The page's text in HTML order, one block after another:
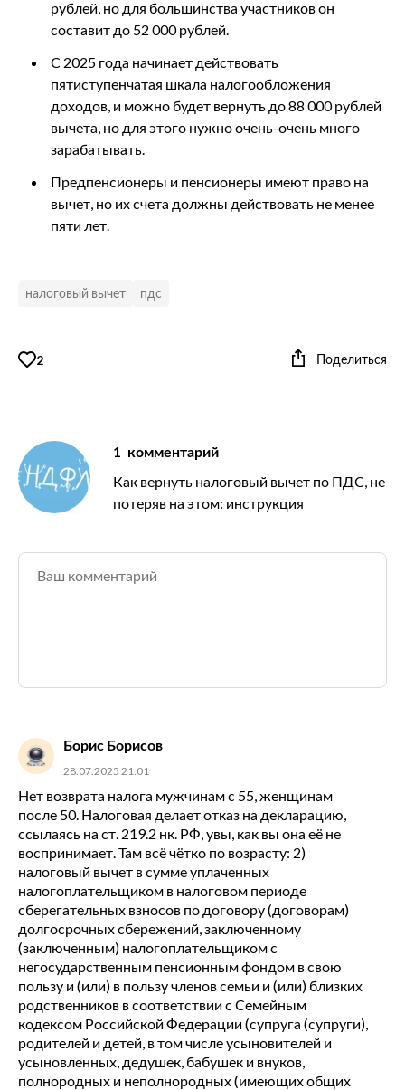
рублей, но для большинства участников он
составит до 52 000 рублей.
С 2025 года начинает действовать
пятиступенчатая шкала налогообложения
доходов, и можно будет вернуть до 88 000 рублей
вычета, но для этого нужно очень-очень много
зарабатывать.
Предпенсионеры и пенсионеры имеют право на
вычет, но их счета должны действовать не менее
пяти лет.
налоговый вычет пдс
2 Поделиться
1 комментарий
Как вернуть налоговый вычет по ПДС, не
потеряв на этом: инструкция
Борис Борисов
28.07.2025 21:01
Нет возврата налога мужчинам с 55, женщинам
после 50. Налоговая делает отказ на декларацию,
ссылаясь на ст. 219.2 нк. РФ, увы, как вы она её не
воспринимает. Там всё чётко по возрасту: 2)
налоговый вычет в сумме уплаченных
налогоплательщиком в налоговом периоде
сберегательных взносов по договору (договорам)
долгосрочных сбережений, заключенному
(заключенным) налогоплательщиком с
негосударственным пенсионным фондом в свою
пользу и (или) в пользу членов семьи и (или) близких
родственников в соответствии с Семейным
кодексом Российской Федерации (супруга (супруги),
родителей и детей, в том числе усыновителей и
усыновленных, дедушек, бабушек и внуков,
полнородных и неполнородных (имеющих общих